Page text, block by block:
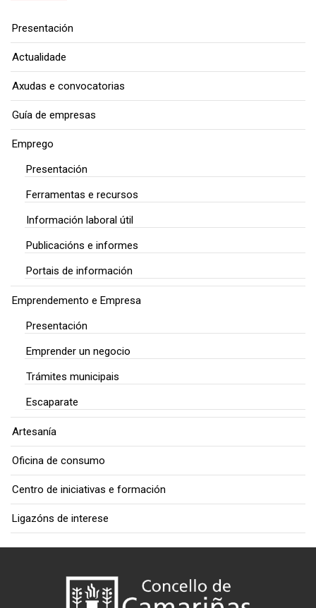
Presentación
Actualidade
Axudas e convocatorias
Guía de empresas
Emprego
Presentación
Ferramentas e recursos
Información laboral útil
Publicacións e informes
Portais de información
Emprendemento e Empresa
Presentación
Emprender un negocio
Trámites municipais
Escaparate
Artesanía
Oficina de consumo
Centro de iniciativas e formación
Ligazóns de interese